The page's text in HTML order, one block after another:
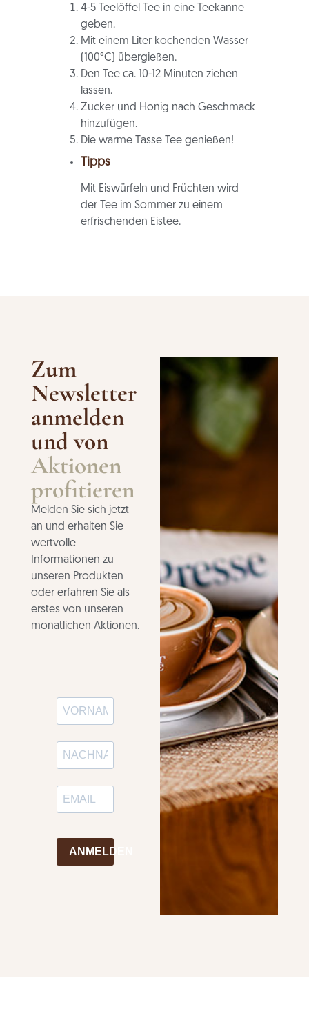
4-5 Teelöffel Tee in eine Teekanne
geben.
Mit einem Liter kochenden Wasser
(100°C) übergießen.
Den Tee ca. 10-12 Minuten ziehen
lassen.
Zucker und Honig nach Geschmack
hinzufügen.
Die warme Tasse Tee genießen!
Tipps
Mit Eiswürfeln und Früchten wird
der Tee im Sommer zu einem
erfrischenden Eistee.
Zum
Newsletter
anmelden
und von
Aktionen
profitieren
Melden Sie sich jetzt
an und erhalten Sie
wertvolle
Informationen zu
unseren Produkten
oder erfahren Sie als
erstes von unseren
monatlichen Aktionen.
ANMELDEN